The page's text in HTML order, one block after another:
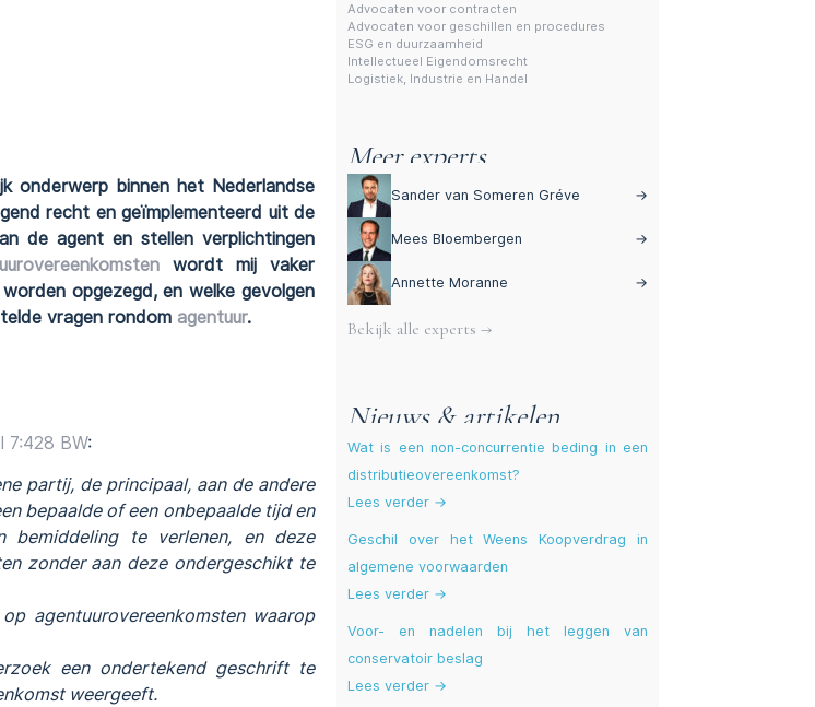
onderwerp binnen het Nederlandse
recht en geïmplementeerd uit de
de agent en stellen verplichtingen
wordt mij vaker
opgezegd, en welke gevolgen
vragen rondom agentuur.
7:428 BW:
partij, de principaal, aan de andere
bepaalde of een onbepaalde tijd en
bemiddeling te verlenen, en deze
zonder aan deze ondergeschikt te
agentuurovereenkomsten waarop
een ondertekend geschrift te
weergeeft.
Advocaten voor contracten
Advocaten voor geschillen en procedures
ESG en duurzaamheid
Intellectueel Eigendomsrecht
Logistiek, Industrie en Handel
Meer experts
Sander van Someren Gréve →
Mees Bloembergen →
Annette Moranne →
Bekijk alle experts →
Nieuws & artikelen
Wat is een non-concurrentie beding in een
distributieovereenkomst?
Lees verder →
Geschil over het Weens Koopverdrag in
algemene voorwaarden
Lees verder →
Voor- en nadelen bij het leggen van
conservatoir beslag
Lees verder →